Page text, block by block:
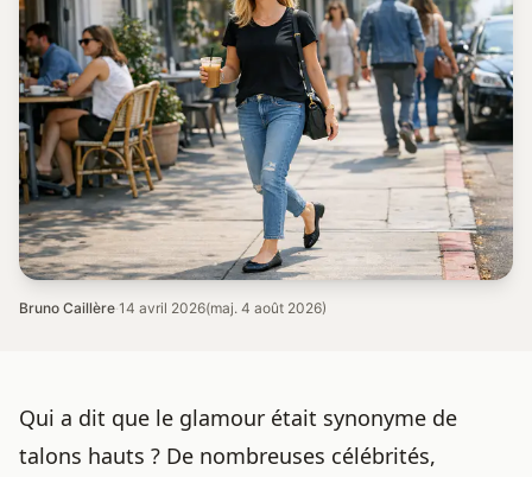
Bruno Caillère·14 avril 2026(maj. 4 août 2026)
Qui a dit que le glamour était synonyme de
talons hauts ? De nombreuses célébrités,